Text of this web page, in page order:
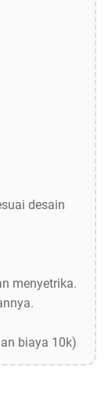
desain
menyetrika.
biaya 10k)